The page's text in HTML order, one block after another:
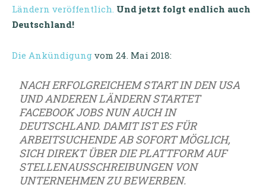
Ländern veröffentlich. Und jetzt folgt endlich auch
Deutschland!
Die Ankündigung vom 24. Mai 2018:
NACH ERFOLGREICHEM START IN DEN USA
UND ANDEREN LÄNDERN STARTET
FACEBOOK JOBS NUN AUCH IN
DEUTSCHLAND. DAMIT IST ES FÜR
ARBEITSUCHENDE AB SOFORT MÖGLICH,
SICH DIREKT ÜBER DIE PLATTFORM AUF
STELLENAUSSCHREIBUNGEN VON
UNTERNEHMEN ZU BEWERBEN.